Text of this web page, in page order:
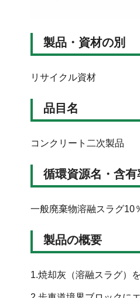
製品・資材の別
リサイクル資材
品目名
コンクリート二次製品
循環資源名・含有
一般廃棄物溶融スラグ10
製品の概要
1.焼却灰（溶融スラグ）